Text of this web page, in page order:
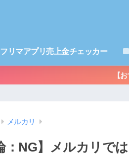
フリマアプリ売上金チェッカー
【
メルカリ
：NG】メルカリで